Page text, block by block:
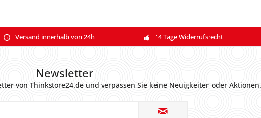
Versand innerhalb von 24h 14 Tage Widerrufsrecht
Newsletter
von Thinkstore24.de und verpassen Sie keine Neuigkeiten oder Aktionen.